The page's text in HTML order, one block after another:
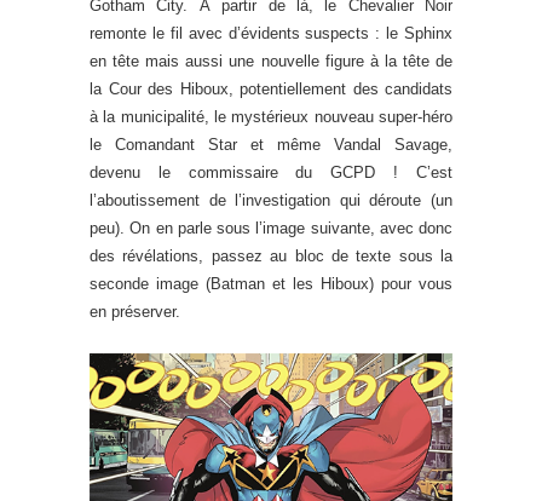
Gotham City. À partir de là, le Chevalier Noir
remonte le fil avec d’évidents suspects : le Sphinx
en tête mais aussi une nouvelle figure à la tête de
la Cour des Hiboux, potentiellement des candidats
à la municipalité, le mystérieux nouveau super-héro
le Comandant Star et même Vandal Savage,
devenu le commissaire du GCPD ! C’est
l’aboutissement de l’investigation qui déroute (un
peu). On en parle sous l’image suivante, avec donc
des révélations, passez au bloc de texte sous la
seconde image (Batman et les Hiboux) pour vous
en préserver.